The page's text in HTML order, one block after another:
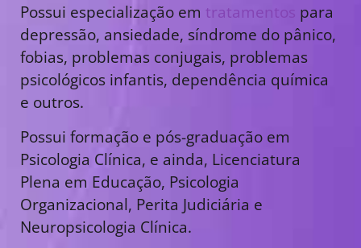
Possui especialização em tratamentos para
depressão, ansiedade, síndrome do pânico,
fobias, problemas conjugais, problemas
psicológicos infantis, dependência química
e outros.
Possui formação e pós-graduação em
Psicologia Clínica, e ainda, Licenciatura
Plena em Educação, Psicologia
Organizacional, Perita Judiciária e
Neuropsicologia Clínica.